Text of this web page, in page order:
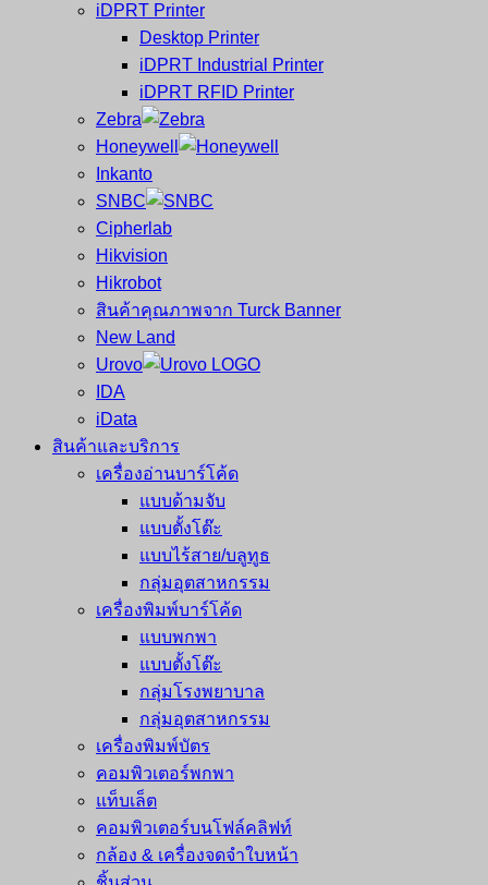
อุปกรณ์
วงจร
ใหญ่
iDPRT Printer
Desktop Printer
iDPRT Industrial Printer
iDPRT RFID Printer
Zebra
Honeywell
Inkanto
SNBC
Cipherlab
Hikvision
Hikrobot
สินค้าคุณภาพจาก Turck Banner
New Land
Urovo
IDA
iData
สินค้าและบริการ
เครื่องอ่านบาร์โค้ด
แบบด้ามจับ
แบบตั้งโต๊ะ
แบบไร้สาย/บลูทูธ
กลุ่มอุตสาหกรรม
เครื่องพิมพ์บาร์โค้ด
แบบพกพา
แบบตั้งโต๊ะ
กลุ่มโรงพยาบาล
กลุ่มอุตสาหกรรม
เครื่องพิมพ์บัตร
คอมพิวเตอร์พกพา
แท็บเล็ต
คอมพิวเตอร์บนโฟล์คลิฟท์
กล้อง & เครื่องจดจำใบหน้า